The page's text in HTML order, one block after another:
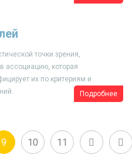
точки зрения,
ассоциацию, которая
их по критериям и
Подробнее
9 10 11